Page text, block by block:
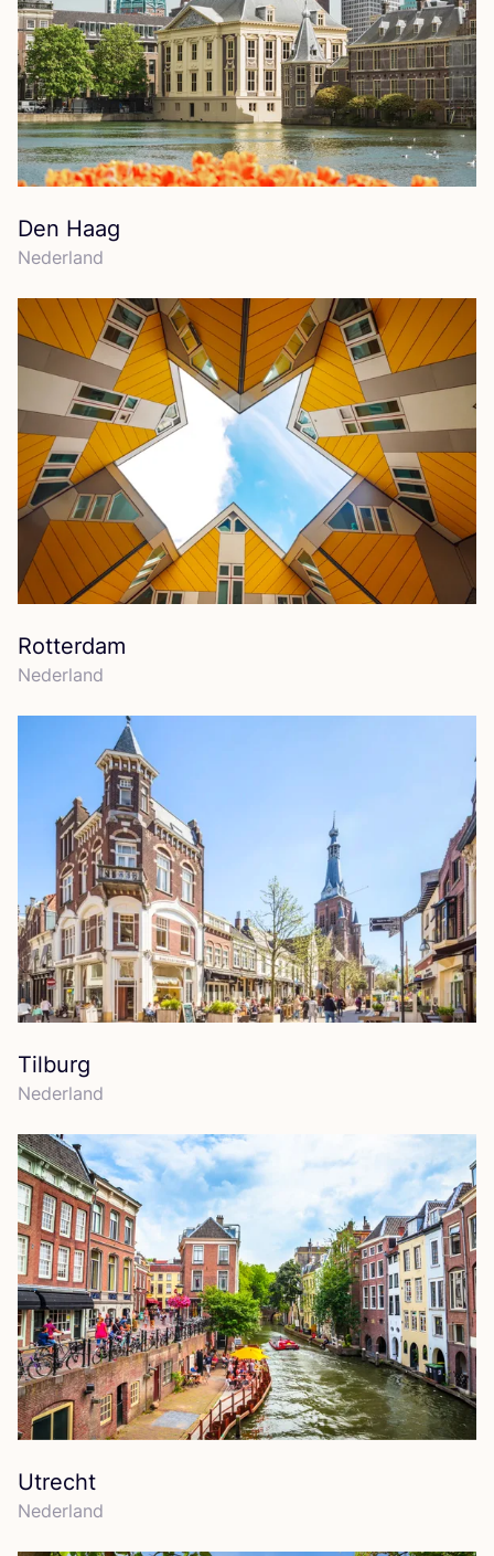
Den Haag
Neder­land
Rotterdam
Neder­land
Tilburg
Neder­land
Utrecht
Neder­land